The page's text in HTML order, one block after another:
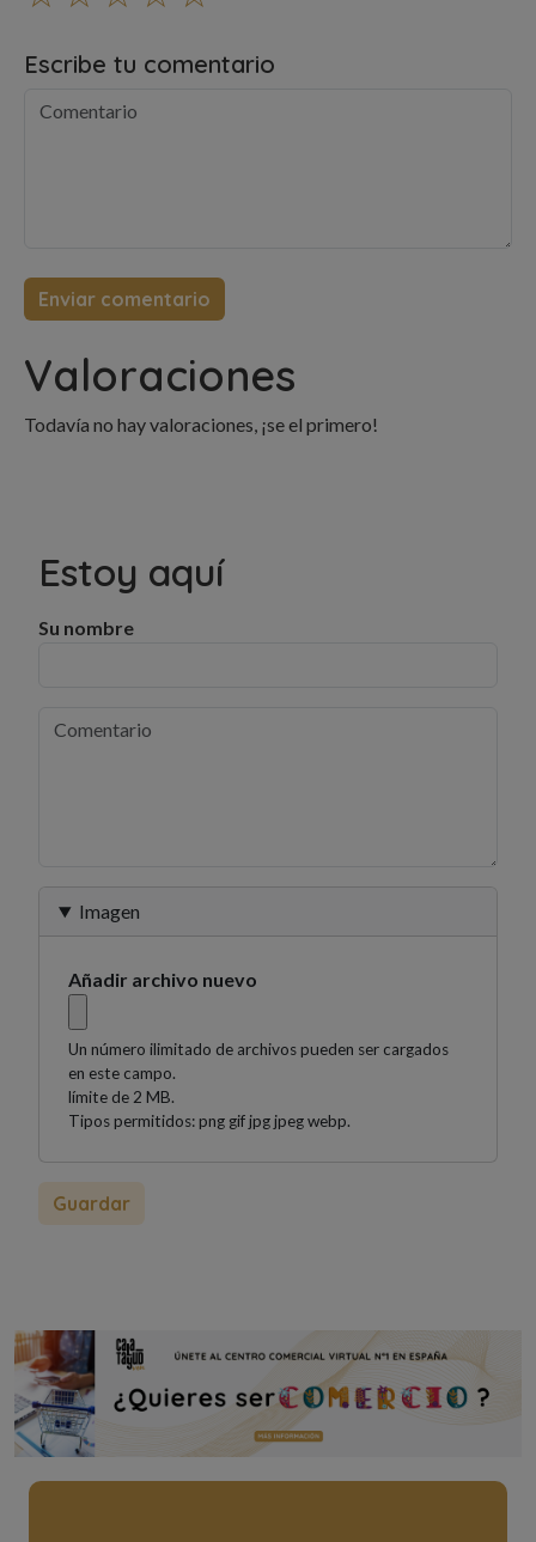
Escribe tu comentario
Valoraciones
Todavía no hay valoraciones, ¡se el primero!
Estoy aquí
Su nombre
Imagen
Añadir archivo nuevo
Un número ilimitado de archivos pueden ser cargados
en este campo.
límite de 2 MB.
Tipos permitidos: png gif jpg jpeg webp.